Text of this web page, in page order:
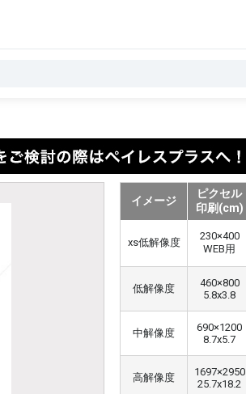
イメージ
ピクセル
印刷(cm)
xs低解像度
230×400
WEB用
低解像度
460×800
5.8x3.8
中解像度
690×1200
8.7x5.7
高解像度
1697×2950
25.7x18.2